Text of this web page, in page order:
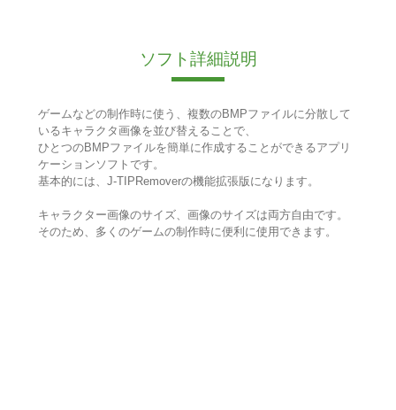
ソフト詳細説明
ゲームなどの制作時に使う、複数のBMPファイルに分散して
いるキャラクタ画像を並び替えることで、
ひとつのBMPファイルを簡単に作成することができるアプリ
ケーションソフトです。
基本的には、J-TIPRemoverの機能拡張版になります。
キャラクター画像のサイズ、画像のサイズは両方自由です。
そのため、多くのゲームの制作時に便利に使用できます。